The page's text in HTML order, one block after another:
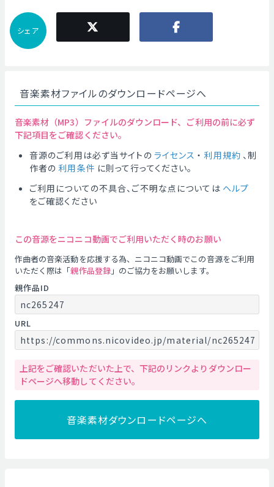
シェア
音楽素材ファイルのダウンロードページへ
音楽素材（MP3）ファイルのダウンロード、ご利用の前に必ず
下記項目をご確認ください。
音源のご利用は必ず当サイトの ライセンス ・ 利用規約 、制
作者の 利用条件 に則って行ってください。
ご利用についての不具合、ご不明な点については ヘルプ
をご確認ください
この音源をニコニコ動画でご利用いただく時のお願い
作曲者の音楽活動を応援する為、ニコニコ動画でこの音源をご利用
いただく際は「親作品登録」のご協力をお願いします。
親作品ID
nc265247
URL
https://commons.nicovideo.jp/material/nc265247
上記をご確認いただいた上で、下記のリンクよりダウンロー
ドページへ移動してください。
音楽素材ダウンロードページへ